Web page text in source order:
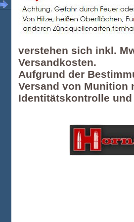
verstehen sich inkl.
Versandkosten.
Aufgrund der
Versand von Munition
Identitätskontrolle